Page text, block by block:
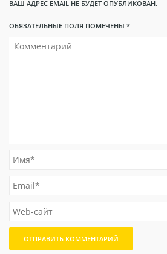
ВАШ АДРЕС EMAIL НЕ БУДЕТ ОПУБЛИКОВАН.
ОБЯЗАТЕЛЬНЫЕ ПОЛЯ ПОМЕЧЕНЫ *